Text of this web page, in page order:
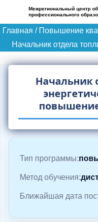
р
Межрегиональный центр
профессионального
Главная / Повышение
Начальник отдела
Начальник
Тип программы:
Метод обучения:
Ближайшая дата